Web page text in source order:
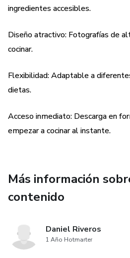
Proteicos, Sin Harinas, Sin Gluten
Control Nutricional: Cada receta
preparación, conteo calórico y
.
📘 Más Allá de las Calorías: Tu
Aprende a calcular tu Tasa
ingredientes accesibles.
Diseño atractivo: Fotografías de
cocinar.
Flexibilidad: Adaptable a
dietas.
Acceso inmediato: Descarga en
empezar a cocinar al instante.
Más información
contenido
Daniel Riveros
1 Año Hotmarter